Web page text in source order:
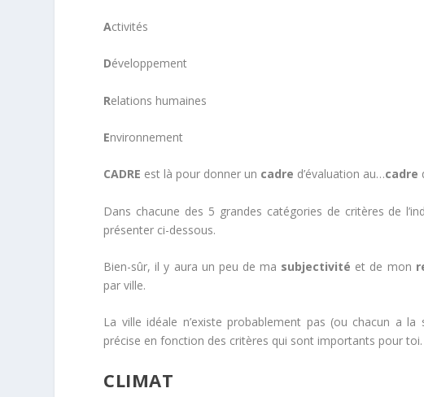
Activités
Développement
Relations humaines
Environnement
CADRE est là pour donner un cadre d’évaluation au…cadre
Dans chacune des 5 grandes catégories de critères de
présenter ci-dessous.
Bien-sûr, il y aura un peu de ma subjectivité et de mon
par ville.
La ville idéale n’existe probablement pas (ou chacun a
précise en fonction des critères qui sont importants pour toi.
CLIMAT